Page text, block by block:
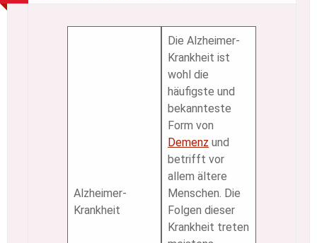
Alzheimer-
Krankheit
Die Alzheimer-
Krankheit ist
wohl die
häufigste und
bekannteste
Form von
Demenz und
betrifft vor
allem ältere
Menschen. Die
Folgen dieser
Krankheit treten